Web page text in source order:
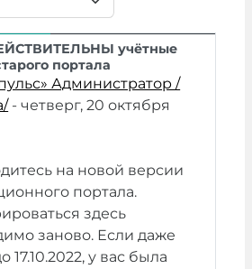
учётные
портала
Администратор /
-четверг, 20 октября
ответов: 0
на новой версии
портала.
здесь
заново. Если даже
17.10.2022, у вас была